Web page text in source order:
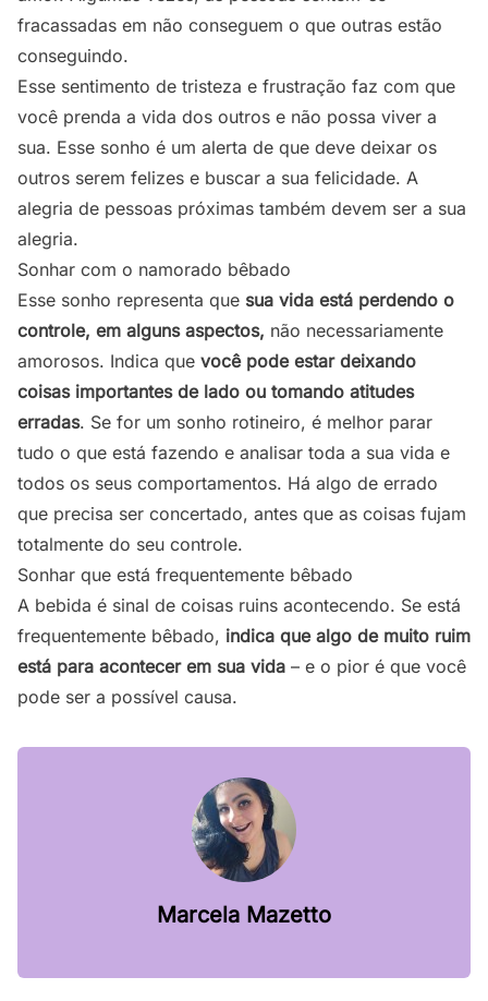
fracassadas em não conseguem o que outras estão
conseguindo.
Esse sentimento de tristeza e frustração faz com que
você prenda a vida dos outros e não possa viver a
sua. Esse sonho é um alerta de que deve deixar os
outros serem felizes e buscar a sua felicidade. A
alegria de pessoas próximas também devem ser a sua
alegria.
Sonhar com o namorado bêbado
Esse sonho representa que sua vida está perdendo o
controle, em alguns aspectos, não necessariamente
amorosos. Indica que você pode estar deixando
coisas importantes de lado ou tomando atitudes
erradas. Se for um sonho rotineiro, é melhor parar
tudo o que está fazendo e analisar toda a sua vida e
todos os seus comportamentos. Há algo de errado
que precisa ser concertado, antes que as coisas fujam
totalmente do seu controle.
Sonhar que está frequentemente bêbado
A bebida é sinal de coisas ruins acontecendo. Se está
frequentemente bêbado, indica que algo de muito ruim
está para acontecer em sua vida – e o pior é que você
pode ser a possível causa.
Marcela Mazetto